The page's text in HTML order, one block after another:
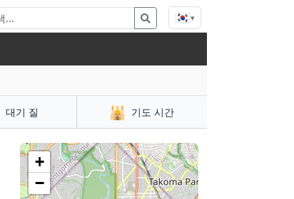
🇰🇷▾
대기 질 🕌 기도 시간
+
−